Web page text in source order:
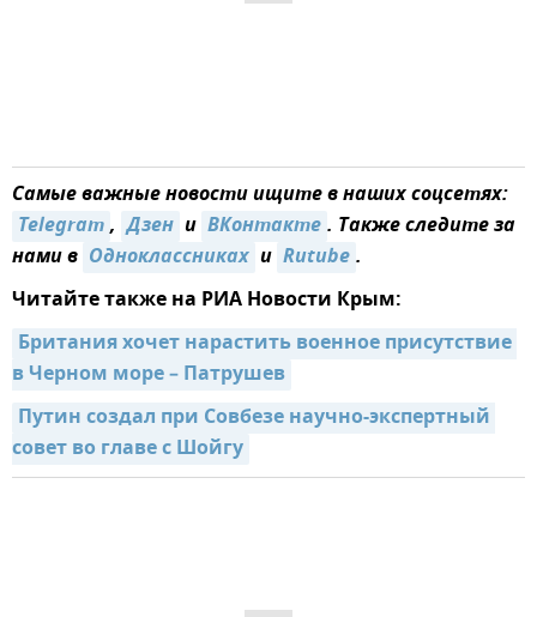
Самые важные новости ищите в наших соцсетях:
Telegram, Дзен и ВКонтакте. Также следите за
нами в Одноклассниках и Rutube.
Читайте также на РИА Новости Крым:
Британия хочет нарастить военное присутствие
в Черном море – Патрушев
Путин создал при Совбезе научно-экспертный
совет во главе с Шойгу